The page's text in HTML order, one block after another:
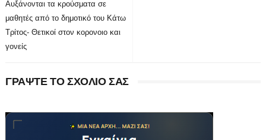
Αυξάνονται τα κρούσματα σε
μαθητές από το δημοτικό του Κάτω
Τρίτος- Θετικοί στον κορονοιο και
γονείς
ΓΡΑΨΤΕ ΤΟ ΣΧΟΛΙΟ ΣΑΣ